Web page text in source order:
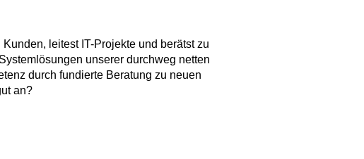
leitest IT-Projekte und berätst zu
unserer durchweg netten
durch fundierte Beratung zu neuen
an?